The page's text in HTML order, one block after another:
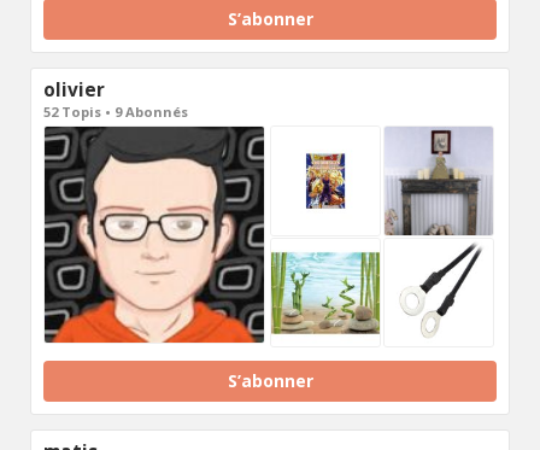
S’abonner
olivier
52 Topis • 9 Abonnés
S’abonner